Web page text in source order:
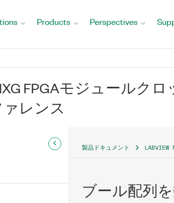
Products Perspectives
FPGAモジュールク
ァレンス
製品ドキュメント LABVIEW
ブール配列